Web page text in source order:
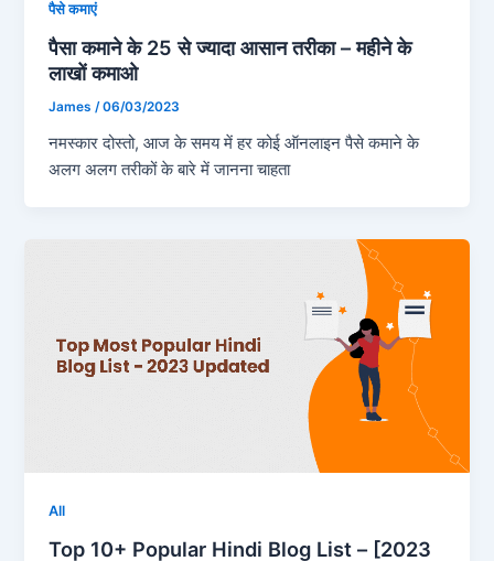
पैसे कमाएं
पैसा कमाने के 25 से ज्यादा आसान तरीका – महीने के
लाखों कमाओ
James/06/03/2023
नमस्कार दोस्तो, आज के समय में हर कोई ऑनलाइन पैसे कमाने के
अलग अलग तरीकों के बारे में जानना चाहता
All
Top 10+ Popular Hindi Blog List – [2023